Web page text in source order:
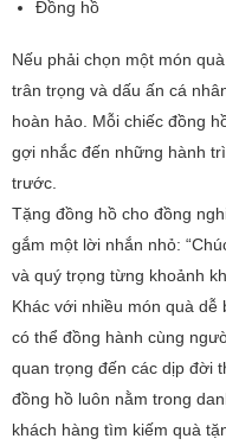
Đồng hồ
Nếu phải chọn một món
trân trọng và dấu ấn cá
hoàn hảo. Mỗi chiếc đồng
gợi nhắc đến những hành
trước.
Tặng đồng hồ cho đồng
gắm một lời nhắn nhỏ:
và quý trọng từng khoảnh
Khác với nhiều món quà
có thể đồng hành cùng
quan trọng đến các dịp đời
đồng hồ luôn nằm trong
khách hàng tìm kiếm quà